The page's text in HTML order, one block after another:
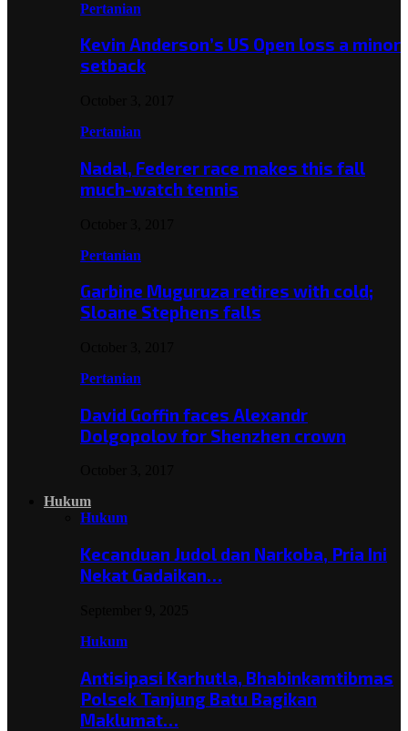
Pertanian
Kevin Anderson’s US Open loss a minor
setback
Pertanian
Nadal, Federer race makes this fall
much-watch tennis
Pertanian
Garbine Muguruza retires with cold;
Sloane Stephens falls
Pertanian
David Goffin faces Alexandr
Dolgopolov for Shenzhen crown
Hukum
Hukum
Kecanduan Judol dan Narkoba, Pria Ini
Nekat Gadaikan…
Hukum
Antisipasi Karhutla, Bhabinkamtibmas
Polsek Tanjung Batu Bagikan
Maklumat…